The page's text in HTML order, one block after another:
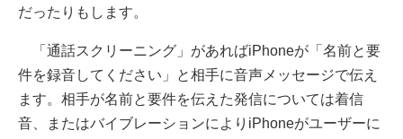
だったりもします。
「通話スクリーニング」があればiPhoneが「名前と要
件を録音してください」と相手に音声メッセージで伝え
ます。相手が名前と要件を伝えた発信については着信
音、またはバイブレーションによりiPhoneがユーザーに